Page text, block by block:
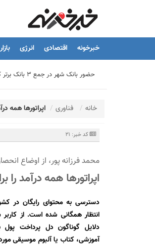
خبرخونه اقتصادی انرژی بازار
تیما، محصول جدید بانك ملت؛
توسعه درمانگاه فوق تخصصی
هشدار نایب رئیس اتحادیه املاک:
تسهیلات قرض‌الحسنه ازدواج و فرزندآوری به ۲۵۰ هزار
نشست تشریح برنامه های عملیاتی
عقد تفاهم نامه عرضه محصول
خانه فناوری اپراتورها همه
کد خبر: 21
محمد فرزانه پور، از اوضاع
اپراتورها همه درآمد
دسترسی به محتوای رایگان در
انتظار همگانی شده است. از کاربر
دلایل گوناگون دل پرداخت پول
آموزشی، کتاب یا آلبوم موسیقی